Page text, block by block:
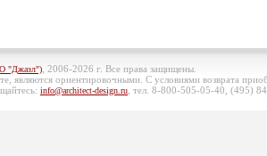
"Джазл") , 2006-2026 г. Все права защищены.
являются ориентировочными. С условиями возврата
info@architect-design.ru , тел. 8-800-505-05-40, (495)